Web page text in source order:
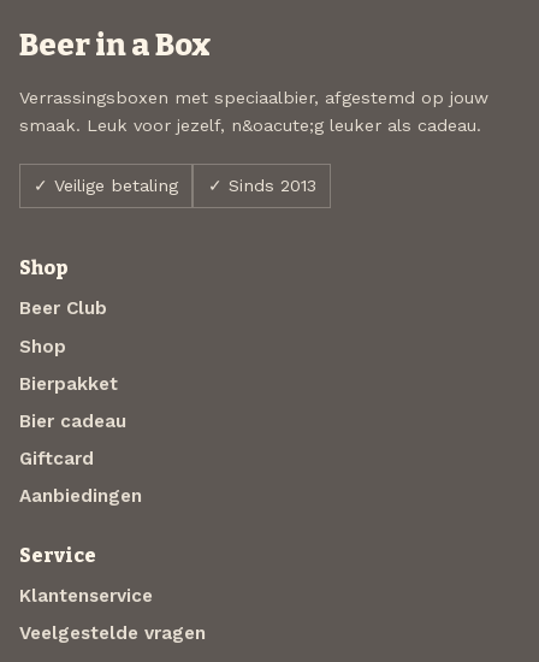
Beer in a Box
Verrassingsboxen met speciaalbier, afgestemd op jouw
smaak. Leuk voor jezelf, n&oacute;g leuker als cadeau.
✓ Veilige betaling ✓ Sinds 2013
Shop
Beer Club
Shop
Bierpakket
Bier cadeau
Giftcard
Aanbiedingen
Service
Klantenservice
Veelgestelde vragen